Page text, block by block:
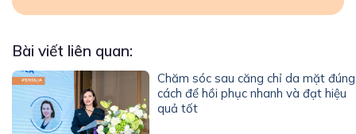
Bài viết liên quan:
Chăm sóc sau căng chỉ da mặt đúng
cách để hồi phục nhanh và đạt hiệu
quả tốt